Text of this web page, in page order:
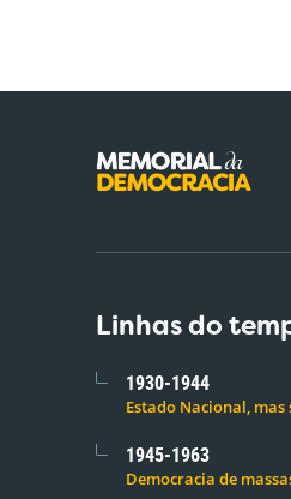
Linhas do
1930-1944
Estado Nacional, mas
1945-1963
Democracia de